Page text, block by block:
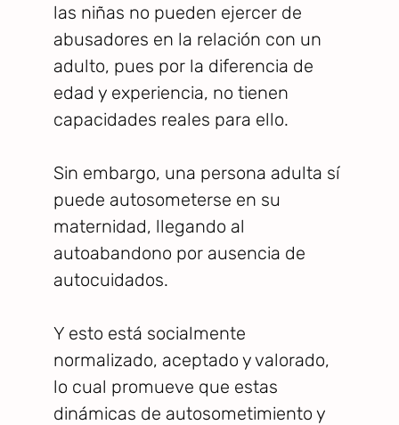
las niñas no pueden ejercer de
abusadores en la relación con un
adulto, pues por la diferencia de
edad y experiencia, no tienen
capacidades reales para ello.
Sin embargo, una persona adulta sí
puede autosometerse en su
maternidad, llegando al
autoabandono por ausencia de
autocuidados.
Y esto está socialmente
normalizado, aceptado y valorado,
lo cual promueve que estas
dinámicas de autosometimiento y